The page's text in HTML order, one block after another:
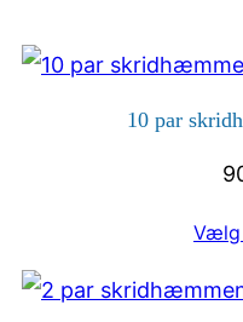
10 par
Vælg